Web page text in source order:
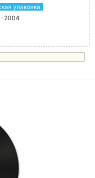
упаковка.
2004